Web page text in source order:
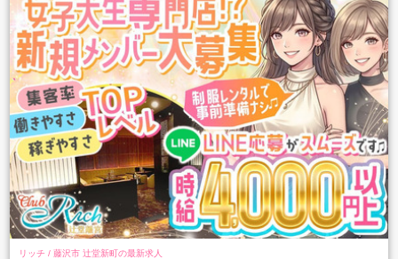
リッチ / 藤沢市 辻堂新町の最新求人